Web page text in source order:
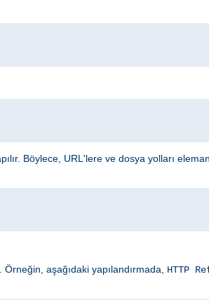
Böylece, URL'lere ve dosya yolları
aşağıdaki yapılandırmada, HTTP